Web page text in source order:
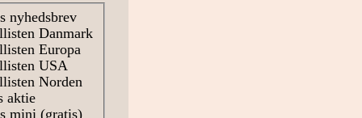
nyhedsbrev
Danmark
Europa
USA
Norden
aktie
mini (gratis)